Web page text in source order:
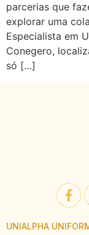
parcerias que
explorar uma
Especialista em
Conegero,
só […]
UNIALPHA